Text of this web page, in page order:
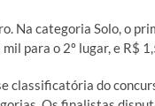
Na categoria Solo, o
para o 2º lugar, e R$
classificatória do